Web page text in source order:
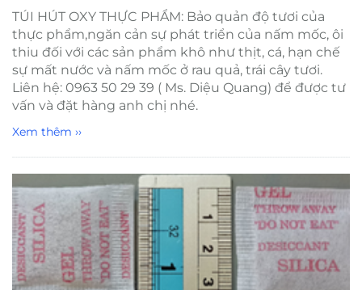
TÚI HÚT OXY THỰC PHẨM: Bảo quản độ tươi của
thực phẩm,ngăn cản sự phát triển của nấm mốc, ôi
thiu đối với các sản phẩm khô như thịt, cá, hạn chế
sự mất nước và nấm mốc ở rau quả, trái cây tươi.
Liên hệ: 0963 50 29 39 ( Ms. Diệu Quang) để được tư
vấn và đặt hàng anh chị nhé.
Xem thêm ››